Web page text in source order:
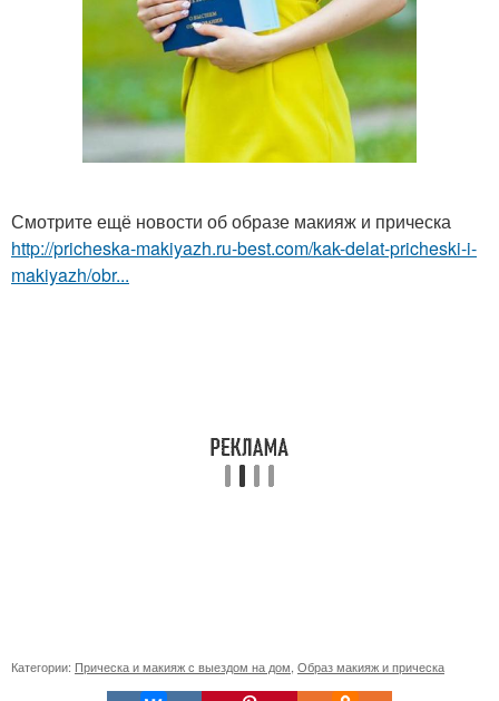
Смотрите ещё новости об образе макияж и прическа
http://pricheska-makiyazh.ru-best.com/kak-delat-pricheski-i-
makiyazh/obr...
Категории: Прическа и макияж с выездом на дом Образ макияж и прическа